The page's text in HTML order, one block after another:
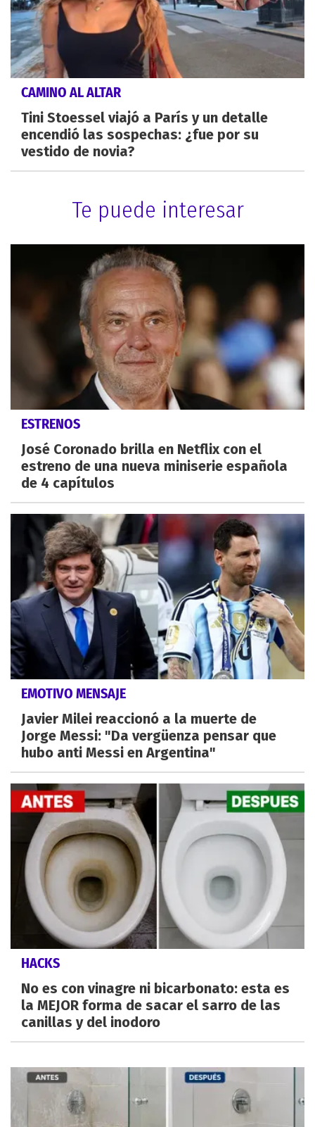
CAMINO AL ALTAR
Tini Stoessel viajó a París y un detalle
encendió las sospechas: ¿fue por su
vestido de novia?
Te puede interesar
ESTRENOS
José Coronado brilla en Netflix con el
estreno de una nueva miniserie española
de 4 capítulos
EMOTIVO MENSAJE
Javier Milei reaccionó a la muerte de
Jorge Messi: "Da vergüenza pensar que
hubo anti Messi en Argentina"
HACKS
No es con vinagre ni bicarbonato: esta es
la MEJOR forma de sacar el sarro de las
canillas y del inodoro